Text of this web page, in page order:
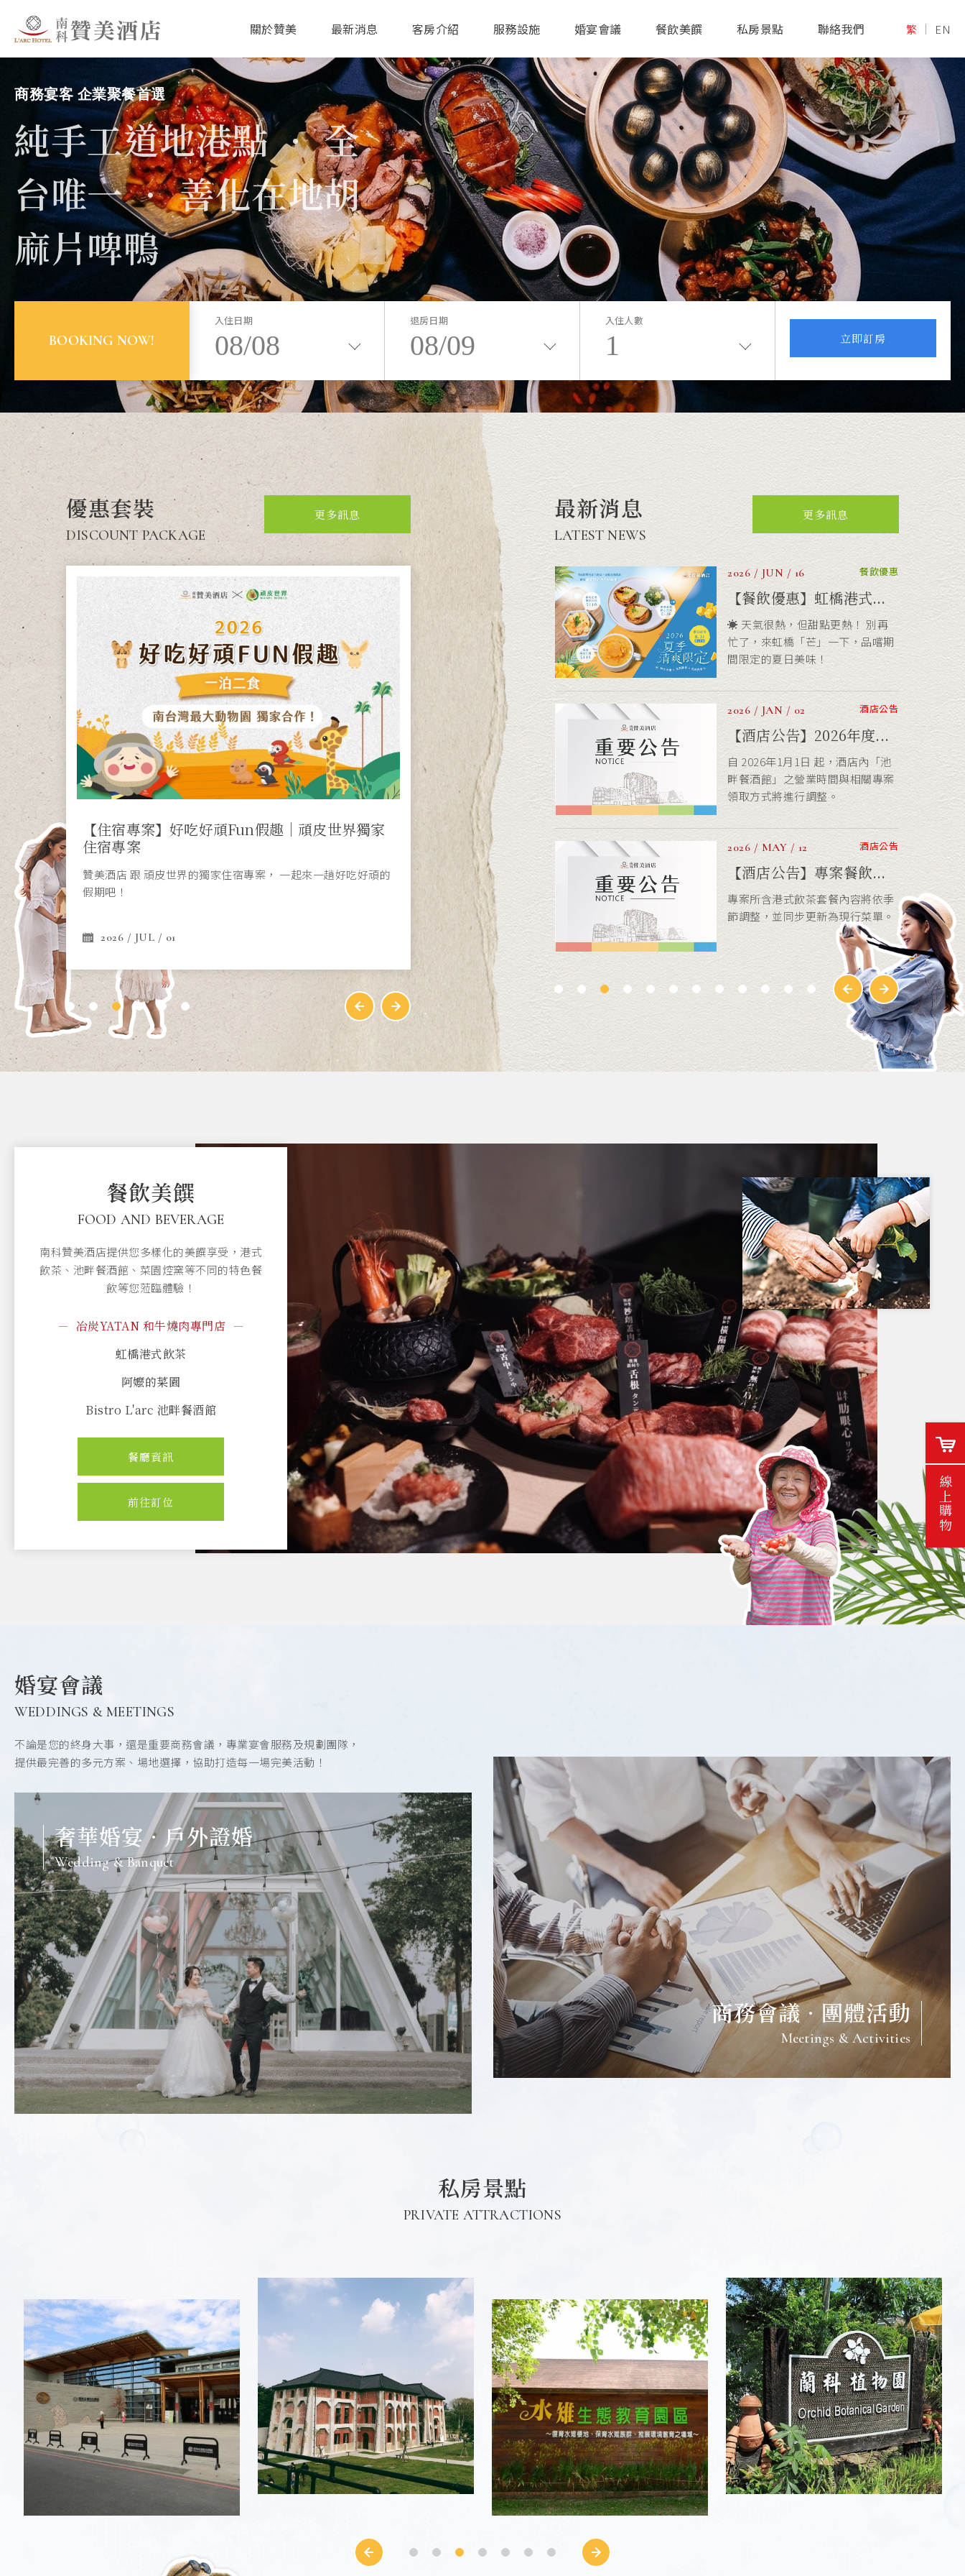
關於贊美 最新消息 客房介紹 服務設施 婚宴會議 餐飲美饌 私房景點 聯絡我們 繁 EN
極上和牛 × 慢火地爐 × 職人地酒
冶炭 YATAN 和牛燒肉
專門店
BOOKING NOW!
入住日期
08/08
退房日期
08/09
入住人數
1 立即訂房
優惠套裝
DISCOUNT PACKAGE
更多訊息
【住宿專案】饗食漫活輕旅行｜二泊四食住宿專
案
兩天一夜總覺得玩得不夠盡興？不用急著趕景點，更不用煩惱每
餐吃什麼。
2026 / JUL / 02
【住宿專案】2026高球假期 Golf Vacation
遠離城市喧囂，重拾揮桿的節奏。南科贊美酒店以貼心的高球假
期方案， 邀請熱愛高爾夫的您，一同體驗綠意盎然的休閒時
光。
【住宿專案】好吃好頑Fun假趣｜頑皮世界獨家
住宿專案
贊美酒店 跟 頑皮世界的獨家住宿專案， 一起來一趟好吃好頑的
假期吧！
2026 / JUL / 01
【住宿專案】田園焢窯趣｜一泊二食
全台唯一可以體驗焢窯的酒店來囉！一泊二食有吃、有玩，小朋
友放電首選就在贊美！
【住宿專案】2026年度訂房開放囉！
2025年旅行計畫啟動！贊美酒店2025年訂房已開放訂房囉！
南科商務住宿首選｜L’arc Hotel 贊美酒店
鄰近南部科學園區，適合南科商務住宿、企業差旅、長住與外賓
接待。提供企業簽約、高鐵聯票、南科接駁、洗烘衣、24 小時
小食吧與館內餐飲服務，是南科出差住宿推薦選擇。
最新消息
LATEST NEWS
更多訊息
2024 / JUL / 04 活動快訊
GOGORO電動車定點租借服務開放
啦！
2026 / JUN / 30 酒店公告
【酒店公告】 加入贊美...
生活的美好，我們為您升級！贊美
會員正式啟動，開啟專屬於您的美
好禮遇。
2026 / APR / 26
【活動快訊】2026 泳訓...
好評延續～2026泳訓班熱烈招生中
美！
2026 / JUN / 16 餐飲優惠
【餐飲優惠】虹橋港式...
☀️ 天氣很熱，但甜點更熱！ 別再
忙了，來虹橋「芒」一下，品嚐期
間限定的夏日美味！
2026 / JAN / 02 酒店公告
【酒店公告】2026年度...
自 2026年1月1日 起，酒店內「池
畔餐酒館」之營業時間與相關專案
領取方式將進行調整。
2026 / MAY / 12 酒店公告
【酒店公告】專案餐飲...
專案所含港式飲茶套餐內容將依季
節調整，並同步更新為現行菜單。
2025 / JUN / 03 活動快訊
【商務專案】2026商務...
專業場地 × 舒適餐飲 × 舒適住
宿！多元化的2025商務會議專案，
適用於會議室場地，提供半日、...
2024 / NOV / 23 活動快訊
【活動快訊】湖畔野趣...
秋冬季節限定，帶您體驗最浪漫的
湖畔午後時光！在台南的舒適秋冬
季節，與家人或朋友一同享受湖...
台灣第一等｜綜藝節目...
小佛和主持人們會迸出什麼火花
呢？茶茶的台語阿嬤聽的懂？讓...
2024 / MAY / 03 活動快訊
【活動快訊】田園星光...
夜幕來臨，隱藏在田園裡的小生物
出來了！ 和贊美在蟲鳴中探索自然
的秘密...
2022 / JUN / 14 餐飲優惠
【餐飲優惠】港式商務...
虹橋港式商務餐盒，是所有上班
族、招待貴賓、工商聚餐的首選。
2021 / OCT / 15 酒店公告
【重要聲明】本公司已...
2026 / JUN / 30 酒店公告
【酒店公告】 加入贊美...
生活的美好，我們為您升級！贊美
會員正式啟動，開啟專屬於您的美
好禮遇。
2026 / APR / 26 活動快訊
【活動快訊】2026 泳訓...
好評延續～2026泳訓班熱烈招生中
🏊最熱血的消暑游泳培訓班就在贊
美！
2026 / JUN / 16 餐飲優惠
餐飲美饌
FOOD AND BEVERAGE
南科贊美酒店提供您多樣化的美饌享受，港式
飲茶、池畔餐酒館、菜園焢窯等不同的特色餐
飲等您蒞臨體驗！
Bistro L'arc 池畔餐酒館
小食吧 Little Living Room
精緻自助式早餐
冶炭YATAN 和牛燒肉專門店
虹橋港式飲茶
阿嬤的菜園
Bistro L'arc 池畔餐酒館
贊美宴會廳
小食吧 Little Living Room
精緻自助式早餐
冶炭YATAN 和牛燒肉專門店
虹橋港式飲茶
餐廳資訊
前往訂位
餐廳資訊
前往訂位
餐廳資訊
前往訂位
餐廳資訊
前往訂位
餐廳資訊
前往訂位
餐廳資訊
餐廳資訊
前往訂位
婚宴會議
WEDDINGS & MEETINGS
不論是您的終身大事，還是重要商務會議，專業宴會服務及規劃團隊，
提供最完善的多元方案、場地選擇，協助打造每一場完美活動！
奢華婚宴 · 戶外證婚
Wedding & Banquet
商務會議 · 團體活動
Meetings & Activities
私房景點
PRIVATE ATTRACTIONS
線上購物